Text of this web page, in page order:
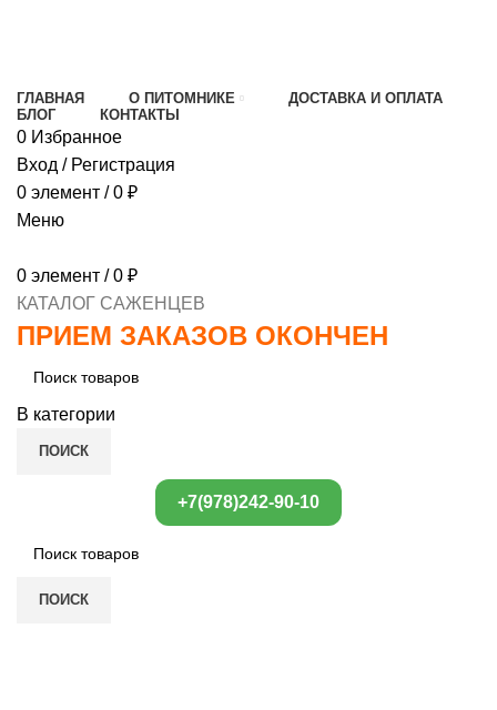
ГЛАВНАЯ О ПИТОМНИКЕ
ДОСТАВКА И ОПЛАТА
БЛОГ
КОНТАКТЫ
0 Избранное
Вход / Регистрация
0 элемент / 0 ₽
Меню
0 элемент / 0 ₽
КАТАЛОГ САЖЕНЦЕВ
ПРИЕМ ЗАКАЗОВ ОКОНЧЕН
В категории
ПОИСК
+7(978)242-90-10
ПОИСК